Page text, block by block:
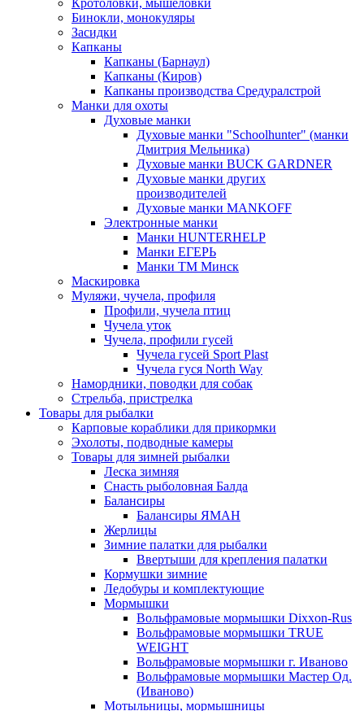
Кротоловки, мышеловки
Бинокли, монокуляры
Засидки
Капканы
Капканы (Барнаул)
Капканы (Киров)
Капканы производства Средуралстрой
Манки для охоты
Духовые манки
Духовые манки "Schoolhunter" (манки
Дмитрия Мельника)
Духовые манки BUCK GARDNER
Духовые манки других
производителей
Духовые манки MANKOFF
Электронные манки
Манки HUNTERHELP
Манки ЕГЕРЬ
Манки ТМ Минск
Маскировка
Муляжи, чучела, профиля
Профили, чучела птиц
Чучела уток
Чучела, профили гусей
Чучела гусей Sport Plast
Чучела гуся North Way
Намордники, поводки для собак
Стрельба, пристрелка
Товары для рыбалки
Карповые кораблики для прикормки
Эхолоты, подводные камеры
Товары для зимней рыбалки
Леска зимняя
Снасть рыболовная Балда
Балансиры
Балансиры ЯМАН
Жерлицы
Зимние палатки для рыбалки
Ввертыши для крепления палатки
Кормушки зимние
Ледобуры и комплектующие
Мормышки
Вольфрамовые мормышки Dixxon-Rus
Вольфрамовые мормышки TRUE
WEIGHT
Вольфрамовые мормышки г. Иваново
Вольфрамовые мормышки Мастер Од.
(Иваново)
Мотыльницы, мормышницы